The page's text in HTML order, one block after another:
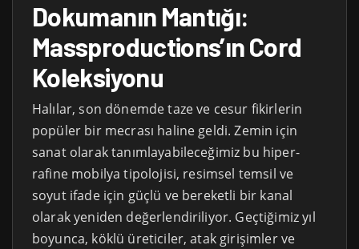
Dokumanın Mantığı:
Massproductions’ın Cord
Koleksiyonu
Halılar, son dönemde taze ve cesur fikirlerin
popüler bir mecrası haline geldi. Zemin için
sanat olarak tanımlayabileceğimiz bu hiper-
rafine mobilya tipolojisi, resimsel temsil ve
soyut ifade için güçlü ve bereketli bir kanal
olarak yeniden değerlendiriliyor. Geçtiğimiz yıl
boyunca, köklü üreticiler, atak girişimler ve